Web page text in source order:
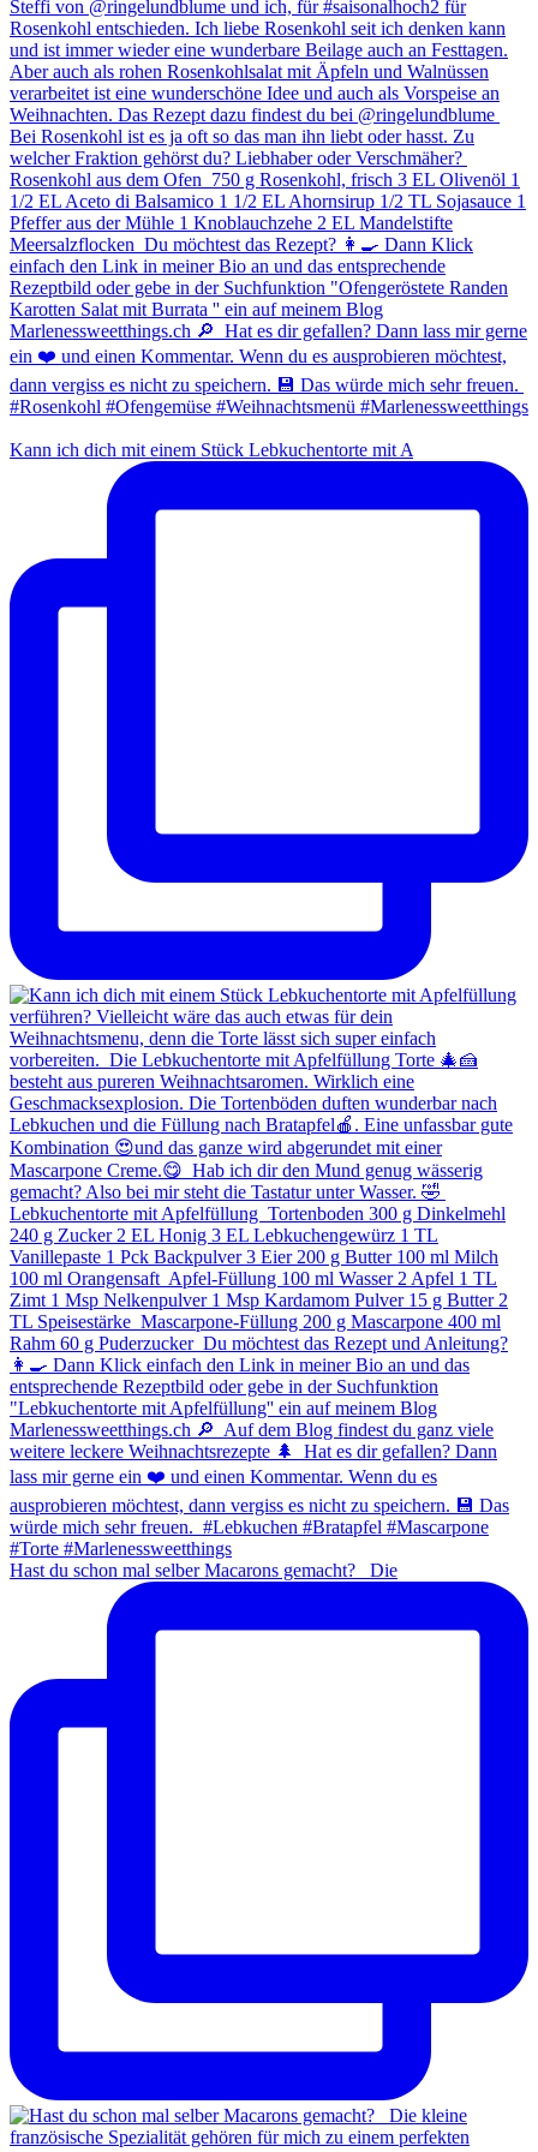
Kann ich dich mit einem Stück Lebkuchentorte mit A
Hast du schon mal selber Macarons gemacht? ⁠ ⁠ Die